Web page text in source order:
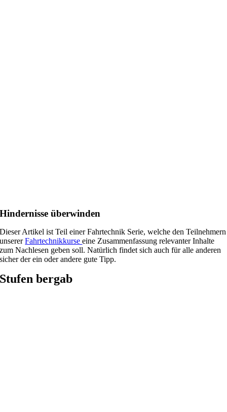
Hindernisse überwinden
Dieser Artikel ist Teil einer Fahrtechnik Serie, welche den Teilnehmern
unsererFahrtechnikkurseeine Zusammenfassung relevanter Inhalte
zum Nachlesen geben soll. Natürlich findet sich auch für alle anderen
sicher der ein oder andere gute Tipp.
Stufen bergab